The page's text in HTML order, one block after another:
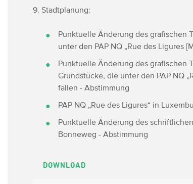
9. Stadtplanung:
Punktuelle Änderung des grafischen
unter den PAP NQ „Rue des Ligures
Punktuelle Änderung des grafischen
Grundstücke, die unter den PAP NQ
fallen - Abstimmung
PAP NQ „Rue des Ligures“ in
Punktuelle Änderung des
Bonneweg - Abstimmung
DOWNLOAD